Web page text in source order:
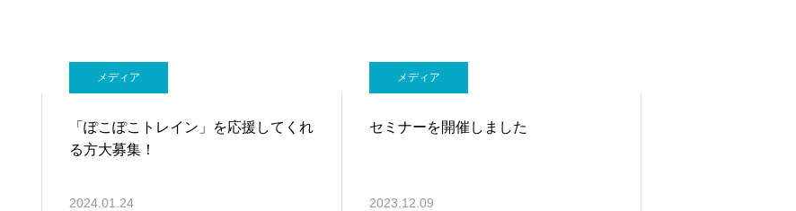
メディア
「ぽこぽこトレイン」を応援してくれ
る方大募集！
2024.01.24
メディア
セミナーを開催しました
2023.12.09